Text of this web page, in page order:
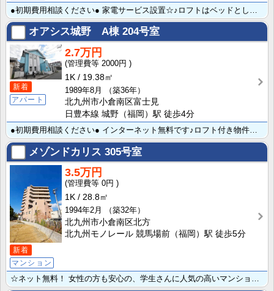
オアシス城野 A棟204号室
新着
アパート
2.7万円
2000円
1K
19.38㎡
1989年8月
（築36年）
北九州市小倉南区富士見
日豊本線 城野（福岡）駅 徒歩4分
メゾンドカリス 305号室
新着
マンション
3.5万円
0円
1K
28.8㎡
1994年2月
（築32年）
北九州市小倉南区北方
北九州モノレール 競馬場前（福岡）駅 徒歩5分